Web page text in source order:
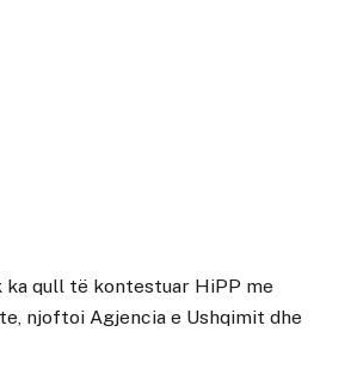
ka qull të kontestuar HiPP me
njoftoi Agjencia e Ushqimit dhe